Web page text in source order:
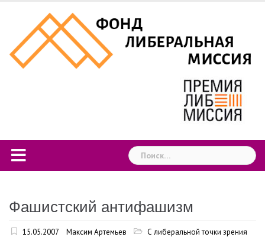
content
Найти:
Фашистский антифашизм
15.05.2007 Максим Артемьев С либеральной точки зрения